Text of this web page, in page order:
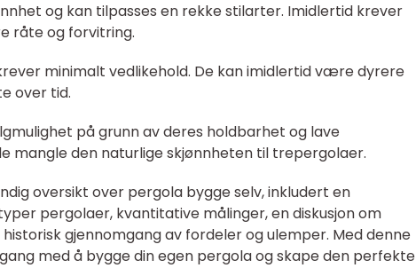
og kan tilpasses en rekke stilarter. Imidlertid krever
råte og forvitring.
minimalt vedlikehold. De kan imidlertid være dyrere
over tid.
på grunn av deres holdbarhet og lave
mangle den naturlige skjønnheten til trepergolaer.
oversikt over pergola bygge selv, inkludert en
pergolaer, kvantitative målinger, en diskusjon om
gjennomgang av fordeler og ulemper. Med denne
med å bygge din egen pergola og skape den perfekte